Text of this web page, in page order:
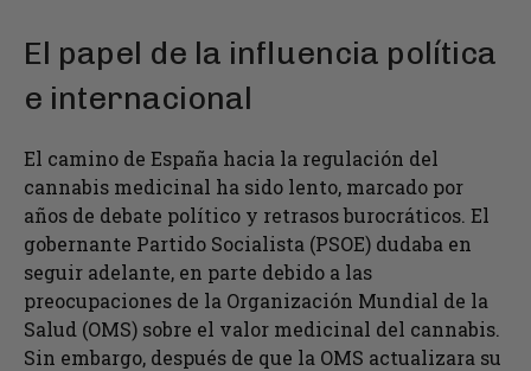
El papel de la influencia política
e internacional
El camino de España hacia la regulación del
cannabis medicinal ha sido lento, marcado por
años de debate político y retrasos burocráticos. El
gobernante Partido Socialista (PSOE) dudaba en
seguir adelante, en parte debido a las
preocupaciones de la Organización Mundial de la
Salud (OMS) sobre el valor medicinal del cannabis.
Sin embargo, después de que la OMS actualizara su